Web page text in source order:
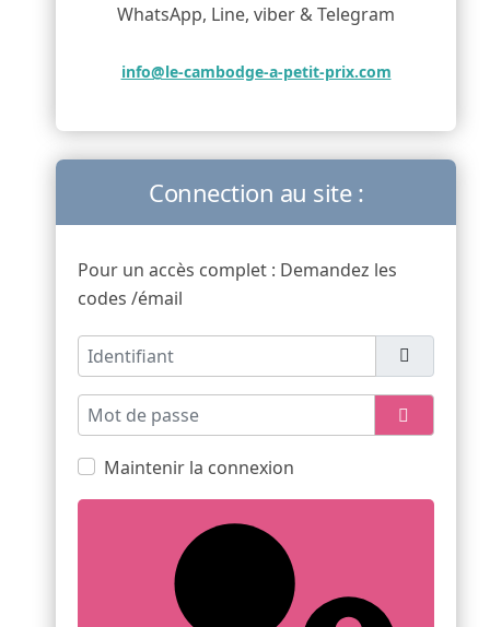
WhatsApp, Line, viber & Telegram
info@le-cambodge-a-petit-prix.com
Connection au site :
Pour un accès complet : Demandez les
codes /émail
Identifiant
Mot de passe
Afficher
Maintenir la connexion